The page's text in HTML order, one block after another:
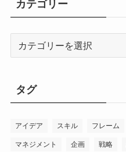
カテゴリー
ー
タグ
アイデア スキル フレーム
マネジメント 企画 戦略